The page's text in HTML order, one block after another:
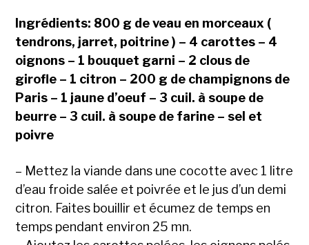
Ingrédients: 800 g de veau en morceaux (
tendrons, jarret, poitrine ) – 4 carottes – 4
oignons – 1 bouquet garni – 2 clous de
girofle – 1 citron – 200 g de champignons de
Paris – 1 jaune d’oeuf – 3 cuil. à soupe de
beurre – 3 cuil. à soupe de farine – sel et
poivre
– Mettez la viande dans une cocotte avec 1 litre
d’eau froide salée et poivrée et le jus d’un demi
citron. Faites bouillir et écumez de temps en
temps pendant environ 25 mn.